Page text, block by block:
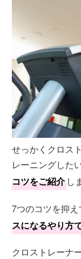
せっかくクロス
レーニングした
コツをご紹介 し
7つのコツを抑
スになるやり方
クロストレーナ